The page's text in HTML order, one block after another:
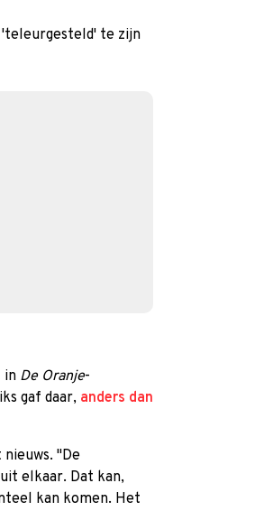
te zijn
in De Oranje-
gaf daar, anders dan
"De
elkaar. Dat kan,
kan komen. Het